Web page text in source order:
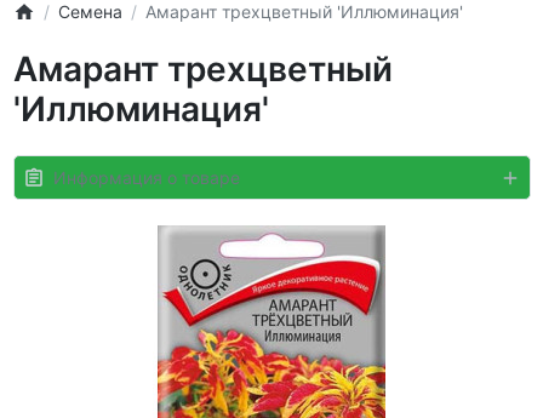
Семена Амарант трехцветный 'Иллюминация'
Амарант трехцветный
'Иллюминация'
Информация о товаре